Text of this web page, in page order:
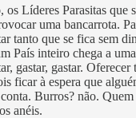
os Líderes Parasitas que
uma bancarrota.
tanto que se fica sem
País inteiro chega a
gastar, gastar. Oferecer
ficar à espera que
Burros? não.
anéis.